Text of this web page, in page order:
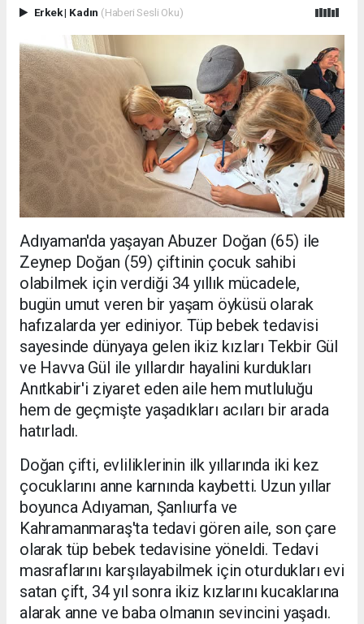
Erkek| Kadın (Haberi Sesli Oku)
Adıyaman'da yaşayan Abuzer Doğan (65) ile
Zeynep Doğan (59) çiftinin çocuk sahibi
olabilmek için verdiği 34 yıllık mücadele,
bugün umut veren bir yaşam öyküsü olarak
hafızalarda yer ediniyor. Tüp bebek tedavisi
sayesinde dünyaya gelen ikiz kızları Tekbir Gül
ve Havva Gül ile yıllardır hayalini kurdukları
Anıtkabir'i ziyaret eden aile hem mutluluğu
hem de geçmişte yaşadıkları acıları bir arada
hatırladı.
Doğan çifti, evliliklerinin ilk yıllarında iki kez
çocuklarını anne karnında kaybetti. Uzun yıllar
boyunca Adıyaman, Şanlıurfa ve
Kahramanmaraş'ta tedavi gören aile, son çare
olarak tüp bebek tedavisine yöneldi. Tedavi
masraflarını karşılayabilmek için oturdukları evi
satan çift, 34 yıl sonra ikiz kızlarını kucaklarına
alarak anne ve baba olmanın sevincini yaşadı.